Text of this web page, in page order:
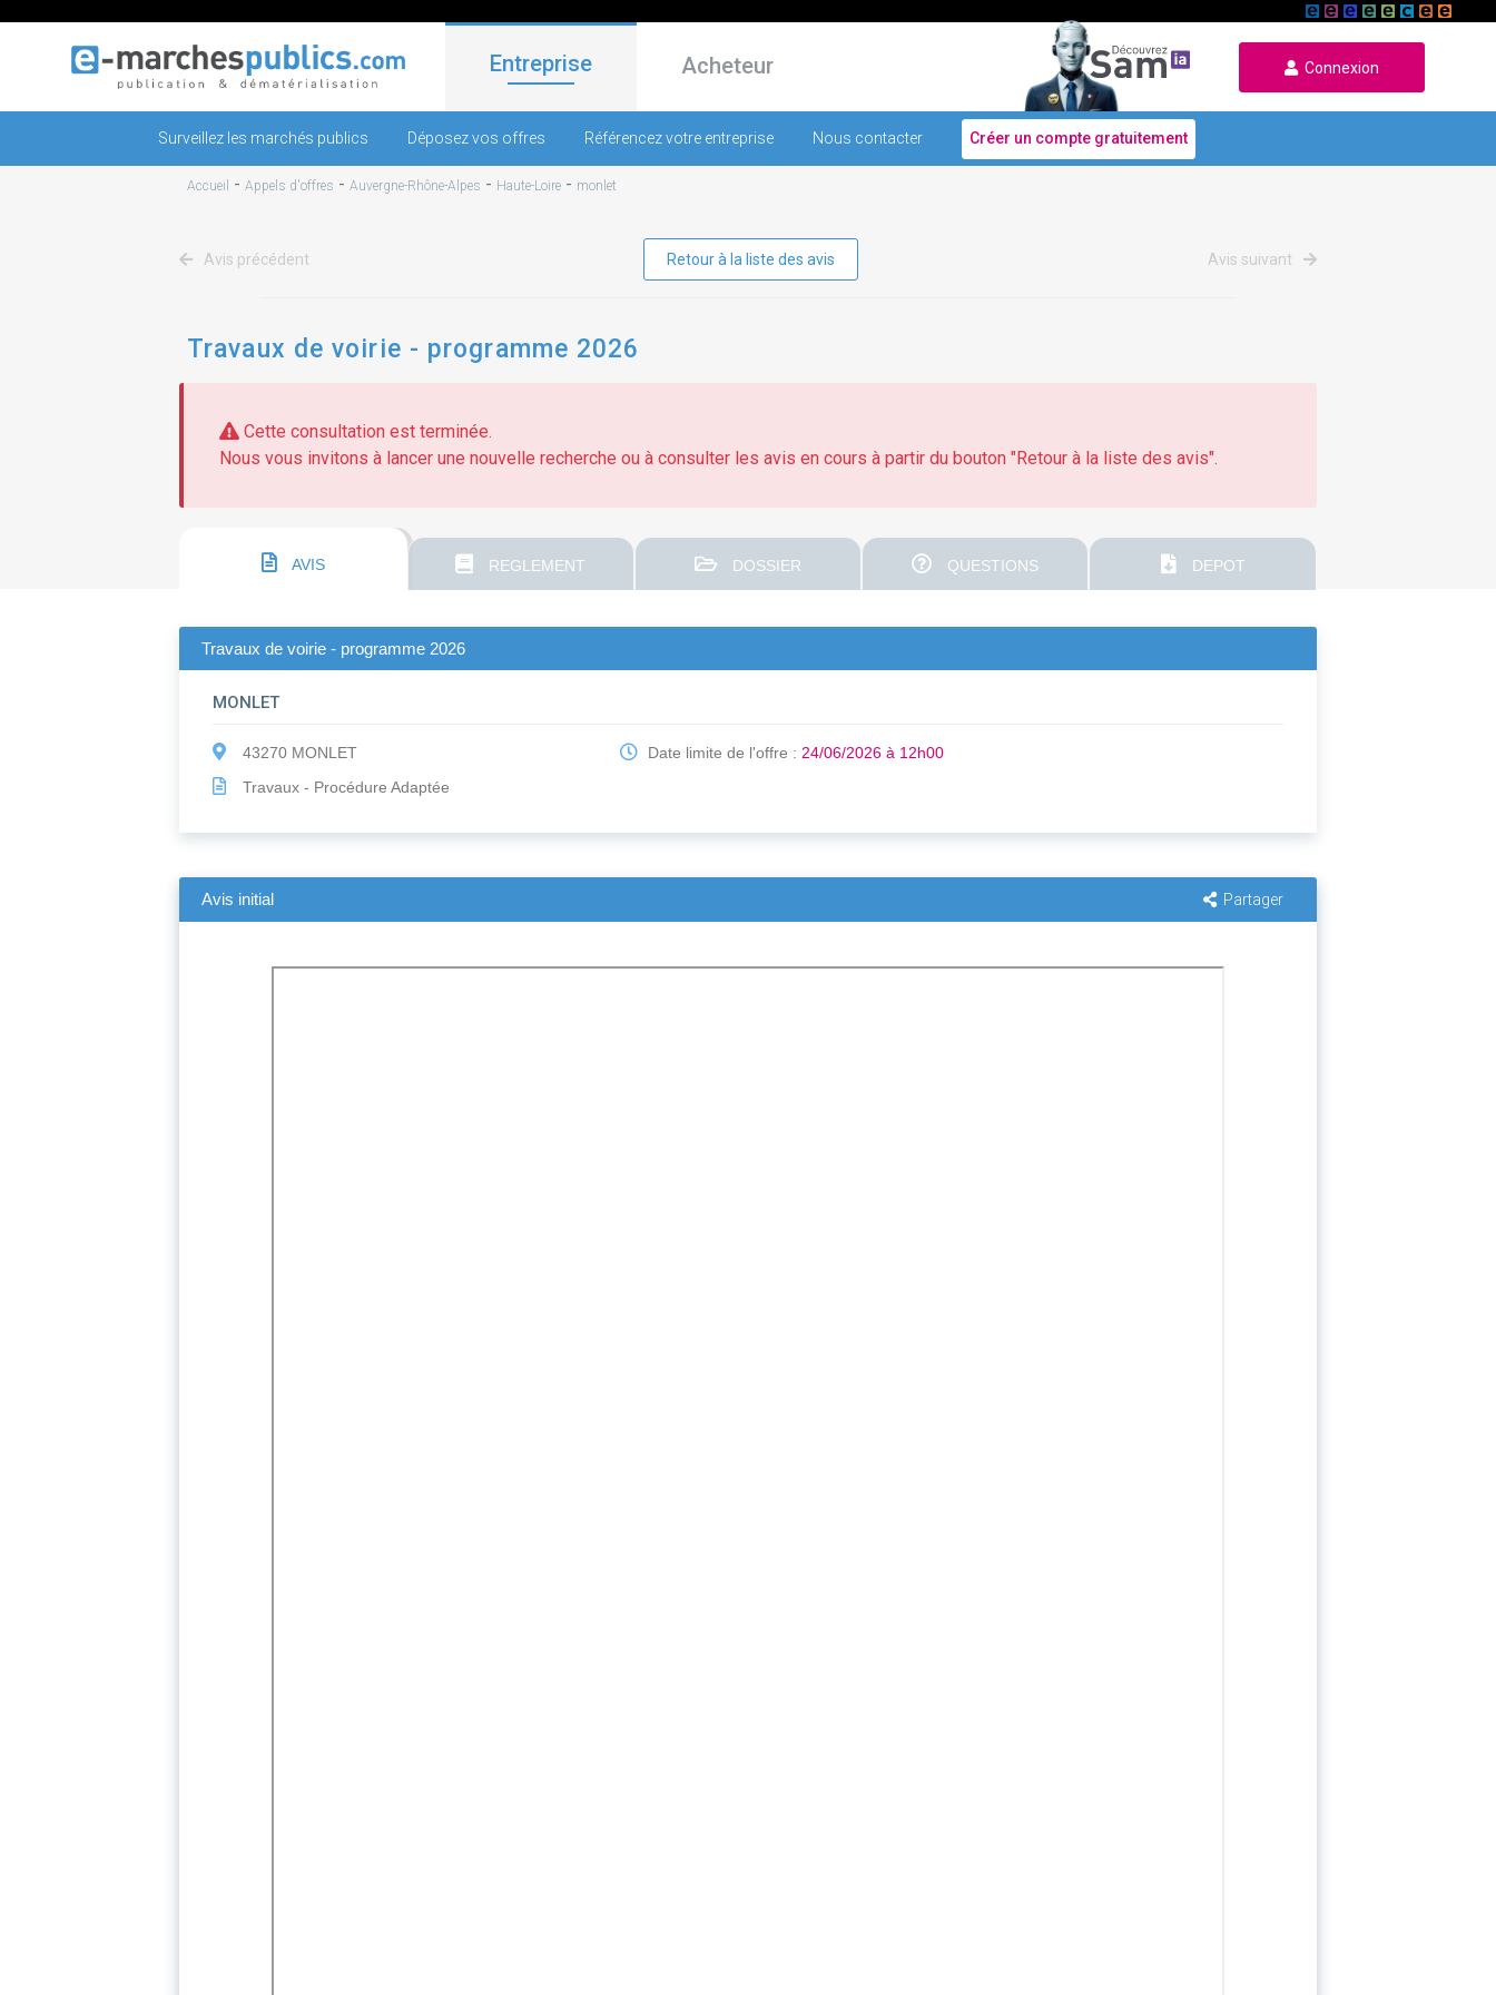
Entreprise Acheteur Connexion
Surveillez les marchés publics Déposez vos offres Référencez votre entreprise Nous contacter Créer un compte gratuitement
Accueil - Appels d'offres - Auvergne-Rhône-Alpes - Haute-Loire - monlet
Avis précédent Retour à la liste des avis Avis suivant
Travaux de voirie - programme 2026
Cette consultation est terminée.
Nous vous invitons à lancer une nouvelle recherche ou à consulter les avis en cours à partir du bouton "Retour à la liste des avis".
AVIS REGLEMENT DOSSIER QUESTIONS DEPOT
Travaux de voirie - programme 2026
MONLET
43270 MONLET
Travaux - Procédure Adaptée
Date limite de l'offre : 24/06/2026 à 12h00
Avis initial Partager